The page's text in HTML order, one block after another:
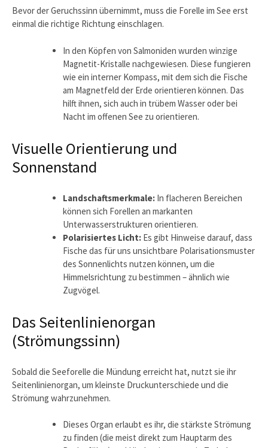
Bevor der Geruchssinn übernimmt, muss die Forelle im See erst
einmal die richtige Richtung einschlagen.
In den Köpfen von Salmoniden wurden winzige
Magnetit-Kristalle nachgewiesen. Diese fungieren
wie ein interner Kompass, mit dem sich die Fische
am Magnetfeld der Erde orientieren können. Das
hilft ihnen, sich auch in trübem Wasser oder bei
Nacht im offenen See zu orientieren.
Visuelle Orientierung und
Sonnenstand
Landschaftsmerkmale: In flacheren Bereichen
können sich Forellen an markanten
Unterwasserstrukturen orientieren.
Polarisiertes Licht: Es gibt Hinweise darauf, dass
Fische das für uns unsichtbare Polarisationsmuster
des Sonnenlichts nutzen können, um die
Himmelsrichtung zu bestimmen – ähnlich wie
Zugvögel.
Das Seitenlinienorgan
(Strömungssinn)
Sobald die Seeforelle die Mündung erreicht hat, nutzt sie ihr
Seitenlinienorgan, um kleinste Druckunterschiede und die
Strömung wahrzunehmen.
Dieses Organ erlaubt es ihr, die stärkste Strömung
zu finden (die meist direkt zum Hauptarm des